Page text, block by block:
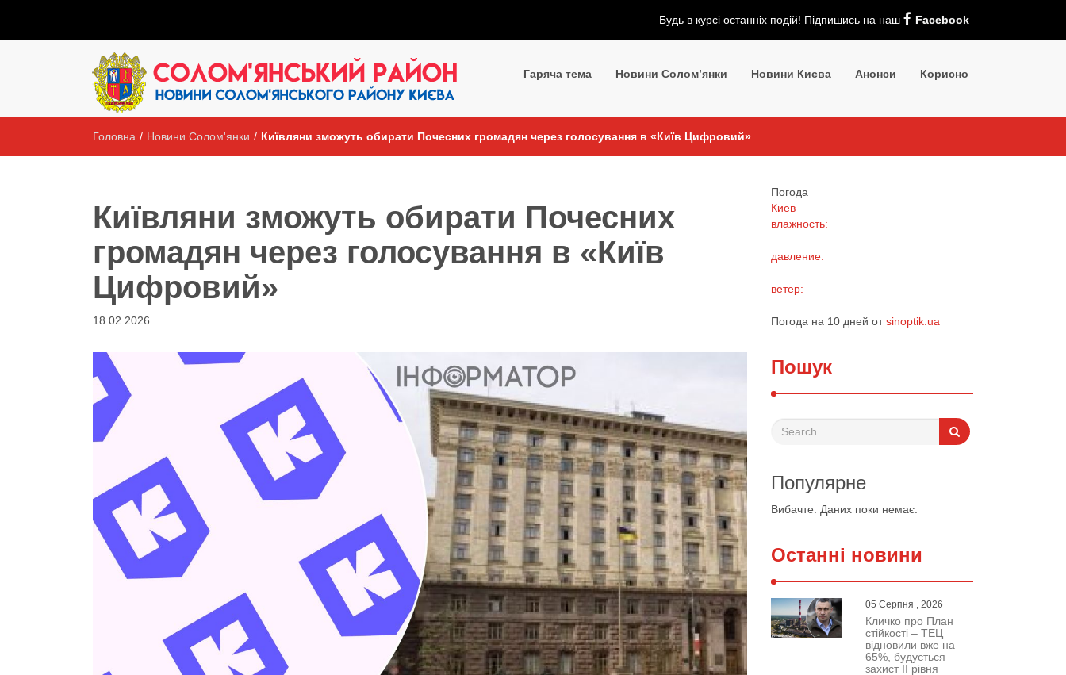
Будь в курсі останніх подій! Підпишись на наш Facebook
Гаряча тема Новини Солом’янки Новини Києва Анонси Корисно
Головна / Новини Солом'янки / Київляни зможуть обирати Почесних громадян через голосування в «Київ Цифровий»
Київляни зможуть обирати Почесних
громадян через голосування в «Київ
Цифровий»
18.02.2026
Погода
Киев
влажность:
давление:
ветер:
Погода на 10 дней отsinoptik.ua
Пошук
Популярне
Вибачте. Даних поки немає.
Останні новини
05 Серпня , 2026
Кличко про План
стійкості – ТЕЦ
відновили вже на
65%, будується
захист ІІ рівня